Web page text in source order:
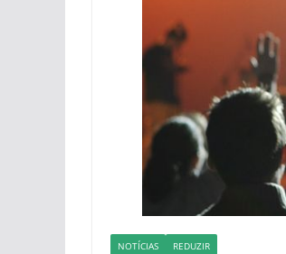
NOTÍCIAS REDUZIR